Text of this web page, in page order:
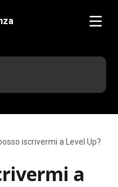
iscrivermi a Level Up?
a